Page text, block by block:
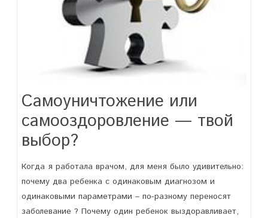
Самоуничтожение или
самооздоровление — твой
выбор?
Когда я работала врачом, для меня было удивительно:
почему два ребенка с одинаковым диагнозом и
одинаковыми параметрами – по-разному переносят
заболевание ? Почему один ребенок выздоравливает,